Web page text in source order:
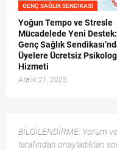
GENÇ SAĞLIK SENDIKASI
Yoğun Tempo ve Stresle
Mücadelede Yeni Destek:
Genç Sağlık
Üyelere Ücretsiz Psikolog
Hizmeti
Aralık 21, 2025
BİLGİLENDİRME: Yorum
tarafından onayladıktan